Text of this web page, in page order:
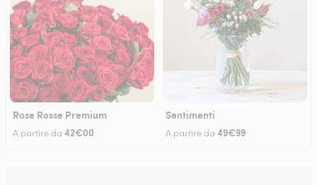
Rose Rosse Premium
A partire da 42€00
Sentimenti
A partire da 49€99